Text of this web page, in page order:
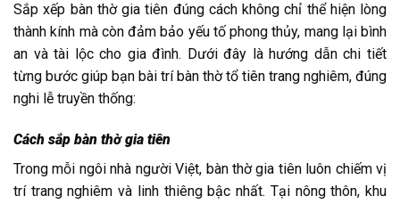
Sắp xếp bàn thờ gia tiên đúng cách không chỉ thể hiện lòng
thành kính mà còn đảm bảo yếu tố phong thủy, mang lại bình
an và tài lộc cho gia đình. Dưới đây là hướng dẫn chi tiết
từng bước giúp bạn bài trí bàn thờ tổ tiên trang nghiêm, đúng
nghi lễ truyền thống:
Cách sắp bàn thờ gia tiên
Trong mỗi ngôi nhà người Việt, bàn thờ gia tiên luôn chiếm vị
trí trang nghiêm và linh thiêng bậc nhất. Tại nông thôn, khu